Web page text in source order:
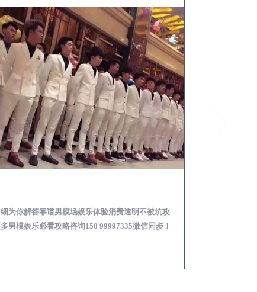
为你解答靠谱男模场娱乐体验消费透明不被坑攻
男模娱乐必看攻略咨询150 99997335微信同步！